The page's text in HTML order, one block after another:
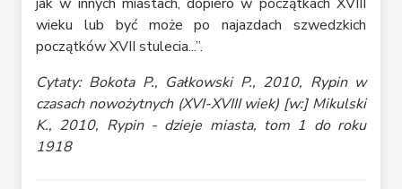
wieku lub być może po najazdach szwedzkich
początków XVII stulecia...”.
Cytaty: Bokota P., Gałkowski P., 2010, Rypin w
czasach nowożytnych (XVI-XVIII wiek) [w:] Mikulski
K., 2010, Rypin - dzieje miasta, tom 1 do roku
1918